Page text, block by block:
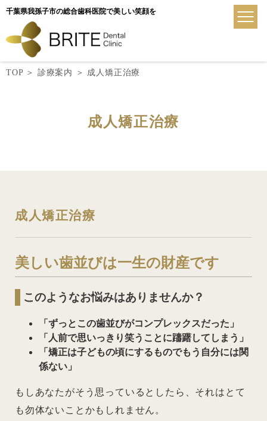
千葉県我孫子市の総合歯科医院で美しい笑顔を
TOP＞ 診療案内 ＞ 成人矯正治療
成人矯正治療
成人矯正治療
美しい歯並びは一生の財産です
このようなお悩みはありませんか？
「ずっとこの歯並びがコンプレックスだった」
「人前で思いっきり笑うことに躊躇してしまう」
「矯正は子どもの頃にするものでもう自分には関
係ない」
もしあなたがそう思っているとしたら、それはとて
も勿体ないことかもしれません。